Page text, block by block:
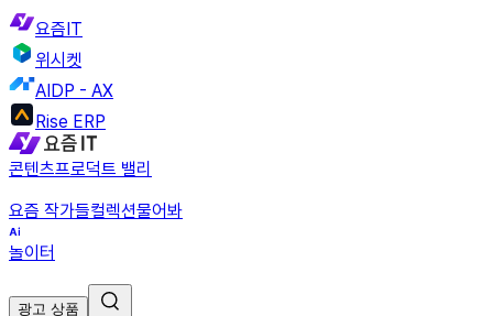
요즘IT
위시켓
AIDP - AX
Rise ERP
콘텐츠프로덕트 밸리
요즘 작가들컬렉션물어봐
놀이터
광고 상품